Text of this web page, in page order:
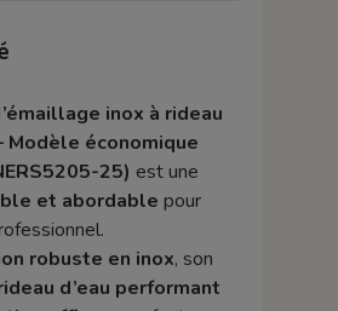
inox à rideau
Modèle économique
25) est une
et abordable pour
robuste en inox, son
d’eau performant